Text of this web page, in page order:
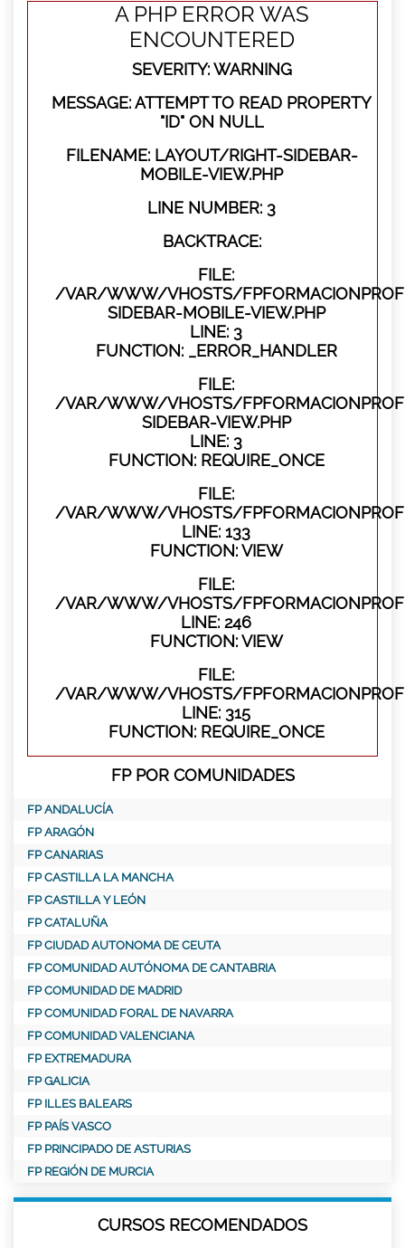
A PHP ERROR WAS
ENCOUNTERED
SEVERITY: WARNING
MESSAGE: ATTEMPT TO READ PROPERTY
"ID" ON NULL
FILENAME: LAYOUT/RIGHT-SIDEBAR-
MOBILE-VIEW.PHP
LINE NUMBER: 3
BACKTRACE:
FILE:
/VAR/WWW/VHOSTS/
SIDEBAR-MOBILE-VIEW.PHP
LINE: 3
FUNCTION: _ERROR_HANDLER
FILE:
/VAR/WWW/VHOSTS/
SIDEBAR-VIEW.PHP
LINE: 3
FUNCTION: REQUIRE_ONCE
FILE:
/VAR/WWW/VHOSTS/
LINE: 133
FUNCTION: VIEW
FILE:
/VAR/WWW/VHOSTS/
LINE: 246
FUNCTION: VIEW
FILE:
/VAR/WWW/VHOSTS/
LINE: 315
FUNCTION: REQUIRE_ONCE
FP POR COMUNIDADES
FP ANDALUCÍA
FP ARAGÓN
FP CANARIAS
FP CASTILLA LA MANCHA
FP CASTILLA Y LEÓN
FP CATALUÑA
FP CIUDAD AUTONOMA DE CEUTA
FP COMUNIDAD AUTÓNOMA DE CANTABRIA
FP COMUNIDAD DE MADRID
FP COMUNIDAD FORAL DE NAVARRA
FP COMUNIDAD VALENCIANA
FP EXTREMADURA
FP GALICIA
FP ILLES BALEARS
FP PAÍS VASCO
FP PRINCIPADO DE ASTURIAS
FP REGIÓN DE MURCIA
CURSOS RECOMENDADOS